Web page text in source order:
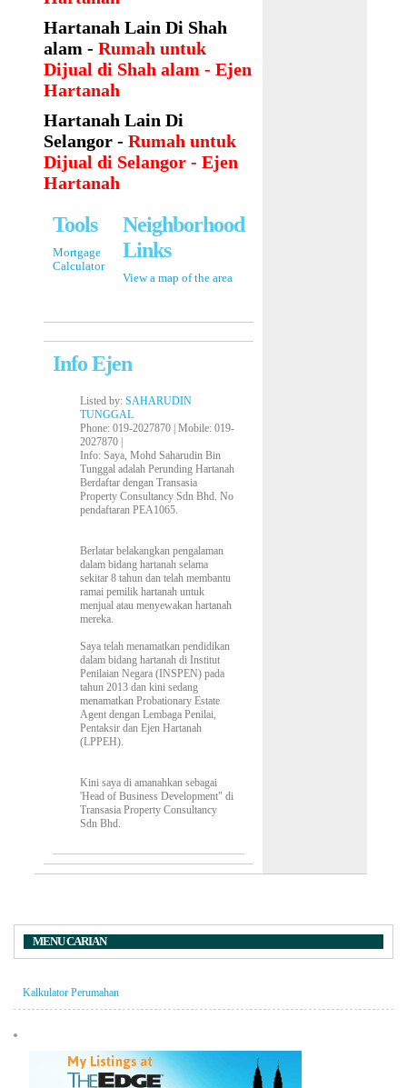
Hartanah Lain Di Shah
alam -Rumah untuk
Dijual di Shah alam - Ejen
Hartanah
Hartanah Lain Di
Selangor -Rumah untuk
Dijual di Selangor - Ejen
Hartanah
Tools
Mortgage
Calculator
Neighborhood
Links
View a map of the area
Info Ejen
Listed by:SAHARUDIN
TUNGGAL
Phone: 019-2027870 |Mobile: 019-
2027870 |
Info: Saya, Mohd Saharudin Bin
Tunggal adalah Perunding Hartanah
Berdaftar dengan Transasia
Property Consultancy Sdn Bhd. No
pendaftaran PEA1065.
Berlatar belakangkan pengalaman
dalam bidang hartanah selama
sekitar 8 tahun dan telah membantu
ramai pemilik hartanah untuk
menjual atau menyewakan hartanah
mereka.
Saya telah menamatkan pendidikan
dalam bidang hartanah di Institut
Penilaian Negara (INSPEN) pada
tahun 2013 dan kini sedang
menamatkan Probationary Estate
Agent dengan Lembaga Penilai,
Pentaksir dan Ejen Hartanah
(LPPEH).
Kini saya di amanahkan sebagai
'Head of Business Development" di
Transasia Property Consultancy
Sdn Bhd.
MENU CARIAN
Kalkulator Perumahan